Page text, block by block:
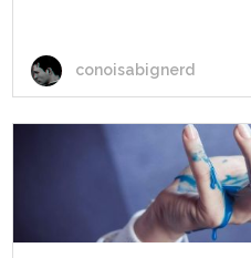
conoisabignerd